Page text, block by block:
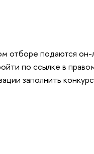
отборе подаются он-
по ссылке в
заполнить